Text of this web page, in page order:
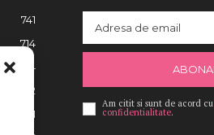
741
714
634
582
521
Am citit si sunt de acord cu
confidentialitate.